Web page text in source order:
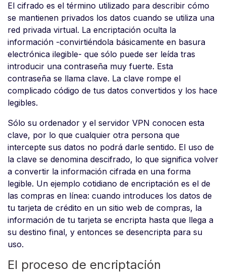
El cifrado es el término utilizado para describir cómo
se mantienen privados los datos cuando se utiliza una
red privada virtual. La encriptación oculta la
información -convirtiéndola básicamente en basura
electrónica ilegible- que sólo puede ser leída tras
introducir una contraseña muy fuerte. Esta
contraseña se llama clave. La clave rompe el
complicado código de tus datos convertidos y los hace
legibles.
Sólo su ordenador y el servidor VPN conocen esta
clave, por lo que cualquier otra persona que
intercepte sus datos no podrá darle sentido. El uso de
la clave se denomina descifrado, lo que significa volver
a convertir la información cifrada en una forma
legible. Un ejemplo cotidiano de encriptación es el de
las compras en línea: cuando introduces los datos de
tu tarjeta de crédito en un sitio web de compras, la
información de tu tarjeta se encripta hasta que llega a
su destino final, y entonces se desencripta para su
uso.
El proceso de encriptación